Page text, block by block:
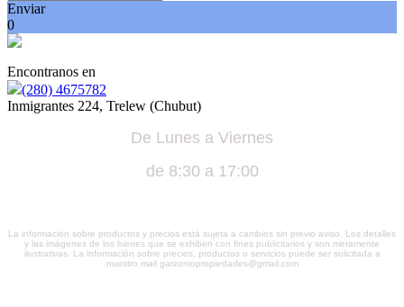
Enviar
0
Encontranos en
(280) 4675782
Inmigrantes 224, Trelew (Chubut)
De Lunes a Viernes
de 8:30 a 17:00
La información sobre productos y precios está sujeta a cambios sin previo aviso. Los detalles
y las imágenes de los bienes que se exhiben con fines publicitarios y son meramente
ilustrativas. La información sobre precios, productos o servicios puede ser solicitada a
nuestro mail garzoniopropiedades@gmail.com